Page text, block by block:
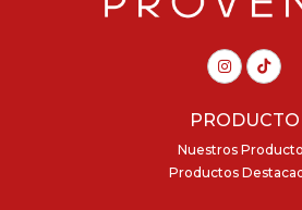
PRODUCTO
Nuestros
Productos